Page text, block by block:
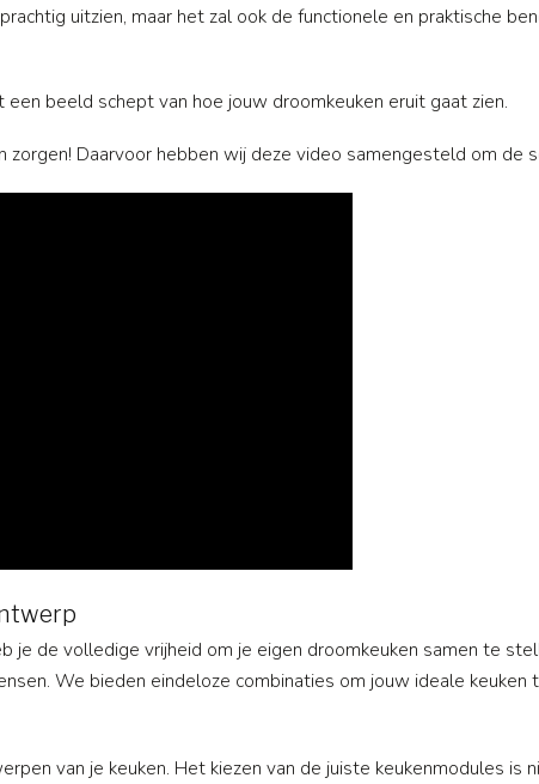
uitzien, maar het zal ook de functionele en praktische
beeld schept van hoe jouw droomkeuken eruit gaat zien.
zorgen! Daarvoor hebben wij deze video samengesteld om de
je de volledige vrijheid om je eigen droomkeuken samen te
We bieden eindeloze combinaties om jouw ideale keuken
van je keuken. Het kiezen van de juiste keukenmodules is